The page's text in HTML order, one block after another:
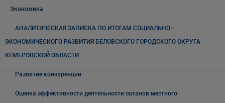
Экономика
АНАЛИТИЧЕСКАЯ ЗАПИСКА ПО ИТОГАМ СОЦИАЛЬНО–
ЭКОНОМИЧЕСКОГО РАЗВИТИЯ БЕЛОВСКОГО ГОРОДСКОГО ОКРУГА
КЕМЕРОВСКОЙ ОБЛАСТИ
Развитие конкуренции
Оценка эффективности деятельности органов местного